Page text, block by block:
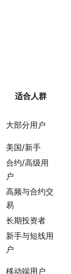
适合人群
大部分用户
美国/新手
合约/高级用
户
高频与合约交
易
长期投资者
新手与短线用
户
移动端用户